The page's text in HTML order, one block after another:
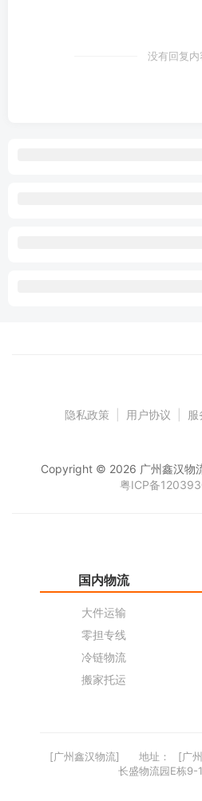
没有回复内
隐私政策 用户协议 服
Copyright © 2026 广州鑫汉物
粤ICP备
国内物流
大件运输
零担专线
冷链物流
搬家托运
[广州鑫汉物流] 地址：
[广
长盛物流园E栋9-